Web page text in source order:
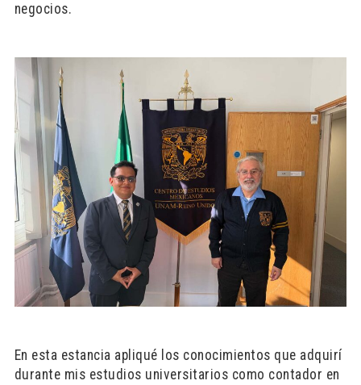
negocios.
En esta estancia apliqué los conocimientos que adquirí
durante mis estudios universitarios como contador en